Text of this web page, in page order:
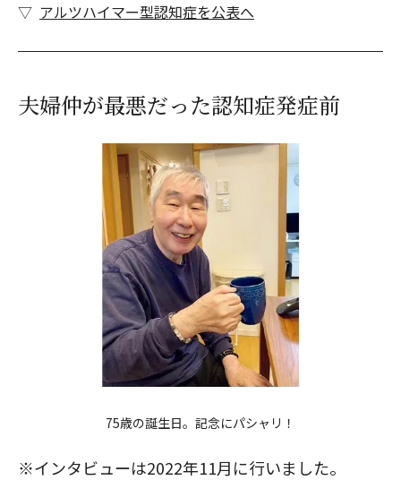
アルツハイマー型認知症を公表へ
夫婦仲が最悪だった認知症発症前
75歳の誕生日。記念にパシャリ！
※インタビューは2022年11月に行いました。